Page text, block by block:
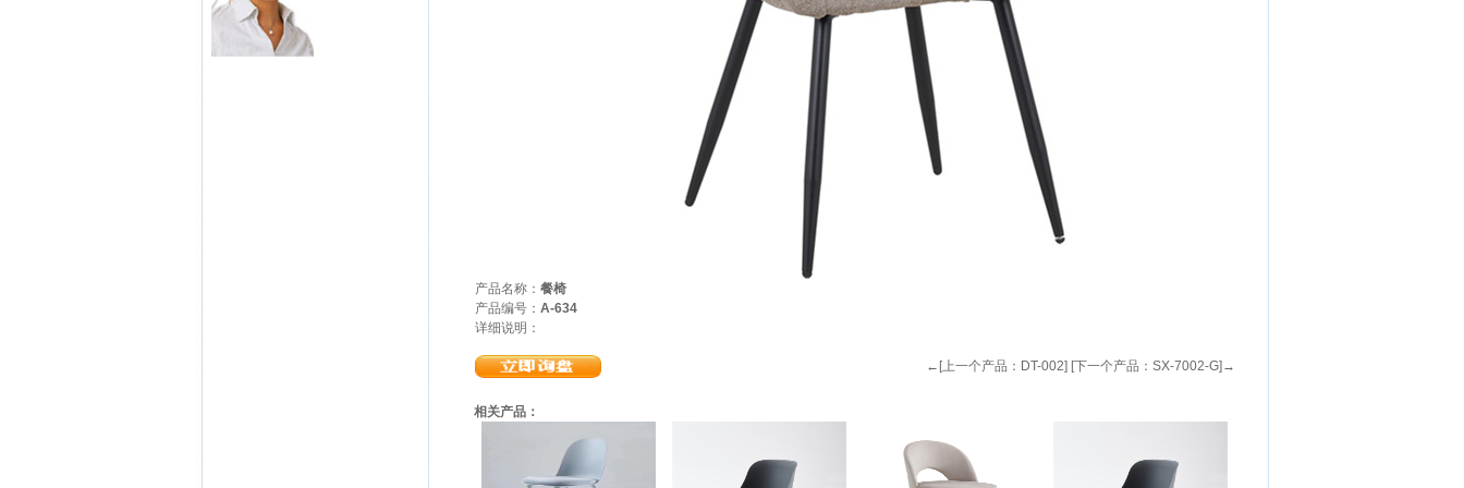
产品名称： 餐椅
产品编号： A-634
详细说明：
←[上一个产品：DT-002] [下一个产品：SX-7002-G]→
相关产品：